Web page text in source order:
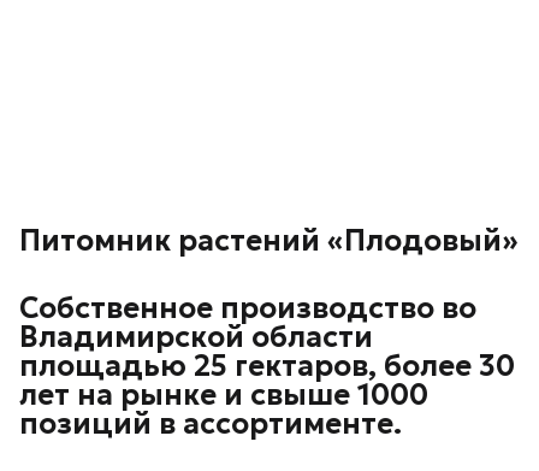
Питомник растений «Плодовый»
Собственное производство во
Владимирской области
площадью 25 гектаров, более 30
лет на рынке и свыше 1000
позиций в ассортименте.